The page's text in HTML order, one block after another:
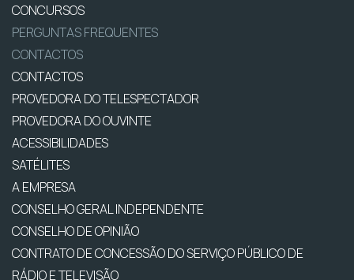
CONCURSOS
PERGUNTAS FREQUENTES
CONTACTOS
CONTACTOS
PROVEDORA DO TELESPECTADOR
PROVEDORA DO OUVINTE
ACESSIBILIDADES
SATÉLITES
A EMPRESA
CONSELHO GERAL INDEPENDENTE
CONSELHO DE OPINIÃO
CONTRATO DE CONCESSÃO DO SERVIÇO PÚBLICO DE
RÁDIO E TELEVISÃO